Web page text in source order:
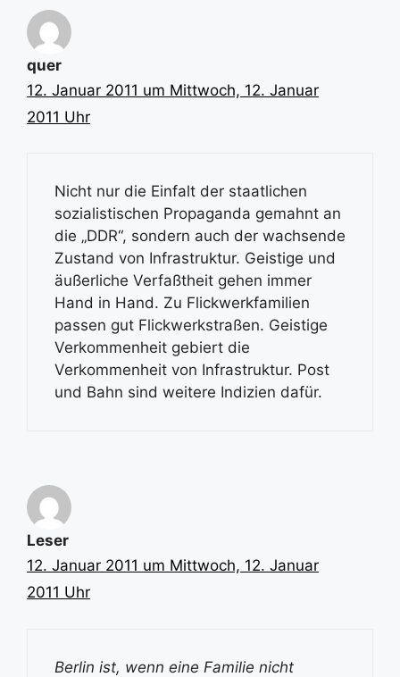
quer
12. Januar 2011 um Mittwoch, 12. Januar
2011 Uhr
Nicht nur die Einfalt der staatlichen
sozialistischen Propaganda gemahnt an
die „DDR“, sondern auch der wachsende
Zustand von Infrastruktur. Geistige und
äußerliche Verfaßtheit gehen immer
Hand in Hand. Zu Flickwerkfamilien
passen gut Flickwerkstraßen. Geistige
Verkommenheit gebiert die
Verkommenheit von Infrastruktur. Post
und Bahn sind weitere Indizien dafür.
Leser
12. Januar 2011 um Mittwoch, 12. Januar
2011 Uhr
Berlin ist, wenn eine Familie nicht